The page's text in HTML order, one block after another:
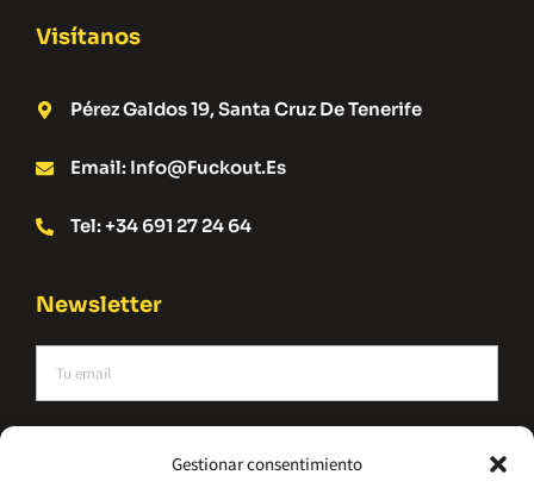
Gestionar consentimiento
Visítanos
Pérez Galdos 19, Santa Cruz De Tenerife
Email: Info@fuckout.es
Tel: +34 691 27 24 64
Newsletter